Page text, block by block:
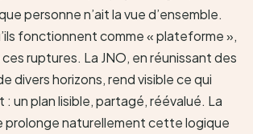
personne n’ait la vue d’ensemble.
fonctionnent comme « plateforme »,
ruptures. La JNO, en réunissant des
divers horizons, rend visible ce qui
un plan lisible, partagé, réévalué. La
prolonge naturellement cette logique